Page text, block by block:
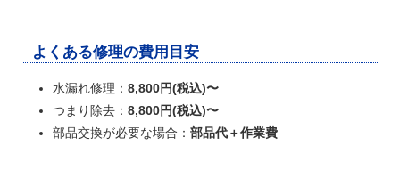
よくある修理の費用目安
水漏れ修理：8,800円(税込)〜
つまり除去：8,800円(税込)〜
部品交換が必要な場合：部品代＋作業費